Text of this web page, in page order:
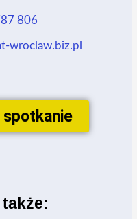
806
wroclaw.biz.pl
spotkanie